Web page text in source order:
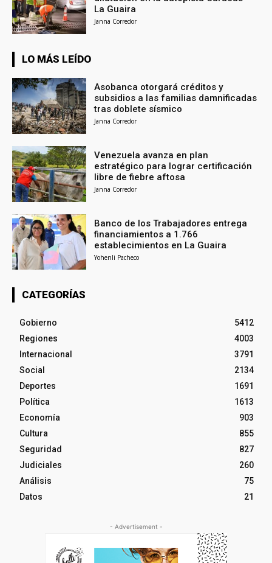
La Guaira
Janna Corredor
LO MÁS LEÍDO
Asobanca otorgará créditos y
subsidios a las familias damnificadas
tras doblete sísmico
Janna Corredor
Venezuela avanza en plan
estratégico para lograr certificación
libre de fiebre aftosa
Janna Corredor
Banco de los Trabajadores entrega
financiamientos a 1.766
establecimientos en La Guaira
Yohenli Pacheco
CATEGORÍAS
Gobierno
5412
Regiones
4003
Internacional
3791
Social
2134
Deportes
1691
Política
1613
Economía
903
Cultura
855
Seguridad
827
Judiciales
260
Análisis
75
Datos
21
- Advertisement -